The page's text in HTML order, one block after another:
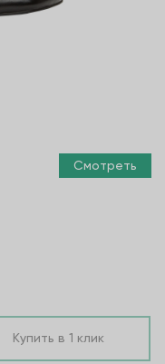
Смотреть
Купить в 1 клик